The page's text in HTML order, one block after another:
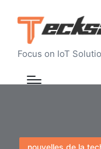
Focus on IoT
Posted
nouvelles de la